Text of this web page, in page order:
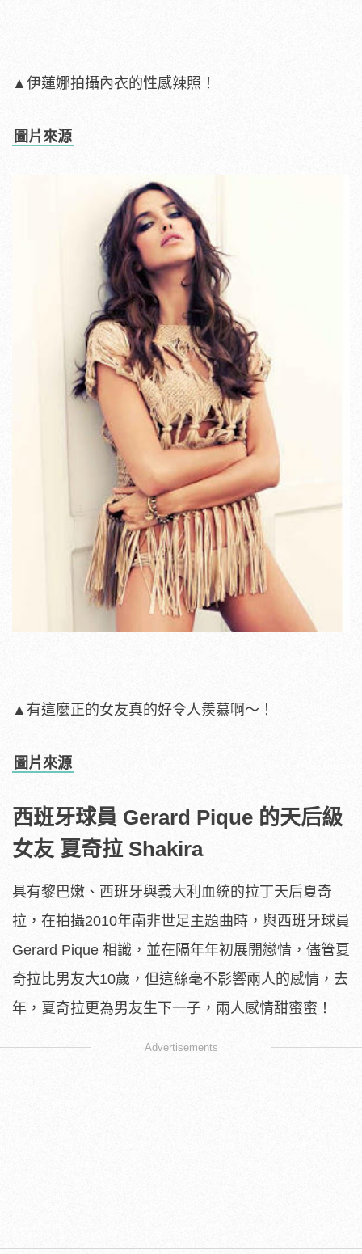
▲伊蓮娜拍攝內衣的性感辣照！
圖片來源
▲有這麼正的女友真的好令人羨慕啊～！
圖片來源
西班牙球員 Gerard Pique 的天后級
女友 夏奇拉 Shakira
具有黎巴嫩、西班牙與義大利血統的拉丁天后夏奇
拉，在拍攝2010年南非世足主題曲時，與西班牙球員
Gerard Pique 相識，並在隔年年初展開戀情，儘管夏
奇拉比男友大10歲，但這絲毫不影響兩人的感情，去
年，夏奇拉更為男友生下一子，兩人感情甜蜜蜜！
Advertisements